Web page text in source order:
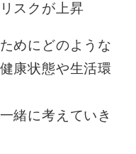
スクが上昇
めにどのような
康状態や生活環
緒に考えていき